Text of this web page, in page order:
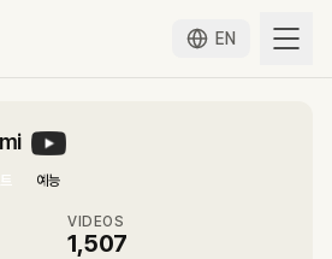
EN
예능
VIDEOS
1,507